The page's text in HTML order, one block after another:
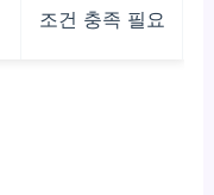
조건 충족 필요